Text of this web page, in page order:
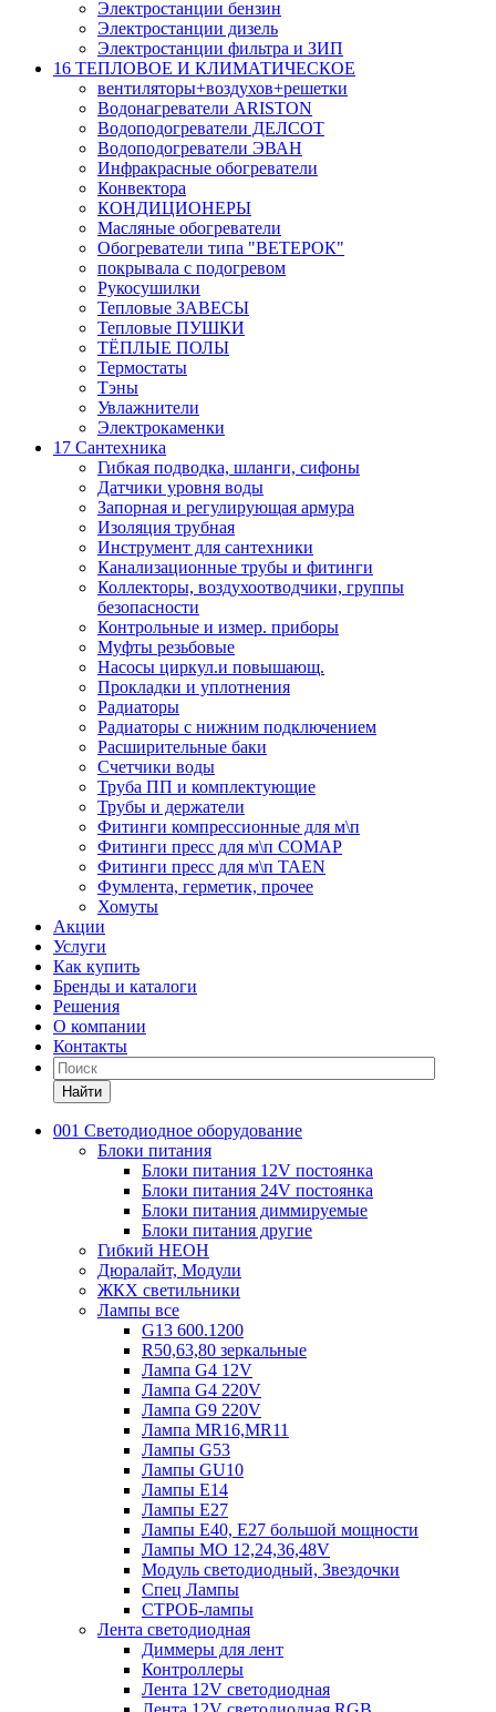
Электростанции бензин
Электростанции дизель
Электростанции фильтра и ЗИП
16 ТЕПЛОВОЕ И КЛИМАТИЧЕСКОЕ
вентиляторы+воздухов+решетки
Водонагреватели ARISTON
Водоподогреватели ДЕЛСОТ
Водоподогреватели ЭВАН
Инфракрасные обогреватели
Конвектора
КОНДИЦИОНЕРЫ
Масляные обогреватели
Обогреватели типа "ВЕТЕРОК"
покрывала с подогревом
Рукосушилки
Тепловые ЗАВЕСЫ
Тепловые ПУШКИ
ТЁПЛЫЕ ПОЛЫ
Термостаты
Тэны
Увлажнители
Электрокаменки
17 Сантехника
Гибкая подводка, шланги, сифоны
Датчики уровня воды
Запорная и регулирующая армура
Изоляция трубная
Инструмент для сантехники
Канализационные трубы и фитинги
Коллекторы, воздухоотводчики, группы
безопасности
Контрольные и измер. приборы
Муфты резьбовые
Насосы циркул.и повышающ.
Прокладки и уплотнения
Радиаторы
Радиаторы с нижним подключением
Расширительные баки
Счетчики воды
Труба ПП и комплектующие
Трубы и держатели
Фитинги компрессионные для м\п
Фитинги пресс для м\п COMAP
Фитинги пресс для м\п TAEN
Фумлента, герметик, прочее
Хомуты
Акции
Услуги
Как купить
Бренды и каталоги
Решения
О компании
Контакты
Найти
001 Светодиодное оборудование
Блоки питания
Блоки питания 12V постоянка
Блоки питания 24V постоянка
Блоки питания диммируемые
Блоки питания другие
Гибкий НЕОН
Дюралайт, Модули
ЖКХ светильники
Лампы все
G13 600.1200
R50,63,80 зеркальные
Лампа G4 12V
Лампа G4 220V
Лампа G9 220V
Лампа MR16,MR11
Лампы G53
Лампы GU10
Лампы Е14
Лампы Е27
Лампы Е40, Е27 большой мощности
Лампы МО 12,24,36,48V
Модуль светодиодный, Звездочки
Спец Лампы
СТРОБ-лампы
Лента светодиодная
Диммеры для лент
Контроллеры
Лента 12V светодиодная